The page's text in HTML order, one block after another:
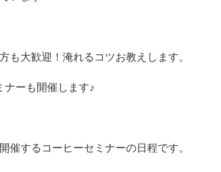
も大歓迎！淹れるコツお教えします。
ナーも開催します♪
催するコーヒーセミナーの日程です。